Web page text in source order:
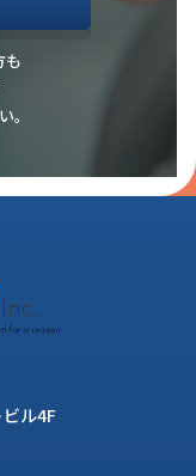
も
。
ル4F